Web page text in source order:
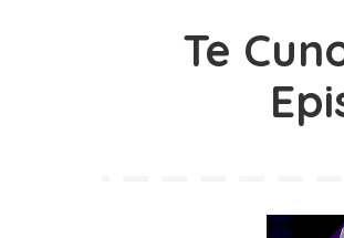
Te